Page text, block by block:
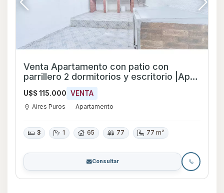
Venta Apartamento con patio con
parrillero 2 dormitorios y escritorio |Apto
crédito bancario
U$S 115.000 VENTA
Aires Puros Apartamento
3 1 65 77 77 m²
Consultar